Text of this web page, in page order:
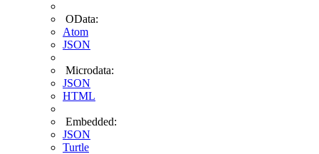
OData:
Atom
JSON
Microdata:
JSON
HTML
Embedded:
JSON
Turtle